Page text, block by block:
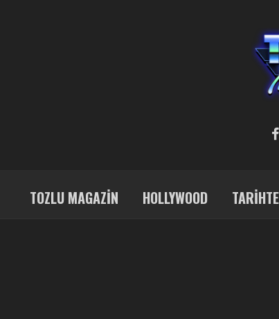
TOZLU MAGAZIN HOLLYWOOD